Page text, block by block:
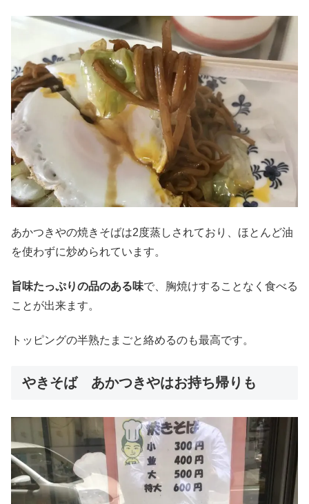
あかつきやの焼きそばは2度蒸しされており、ほとんど油
を使わずに炒められています。
旨味たっぷりの品のある味で、胸焼けすることなく食べる
ことが出来ます。
トッピングの半熟たまごと絡めるのも最高です。
やきそば あかつきやはお持ち帰りも